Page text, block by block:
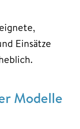
Einsätze
Modelle